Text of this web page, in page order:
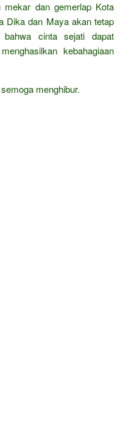
dan gemerlap Kota
Dika dan Maya akan tetap
bahwa cinta sejati dapat
kebahagiaan
menghibur.